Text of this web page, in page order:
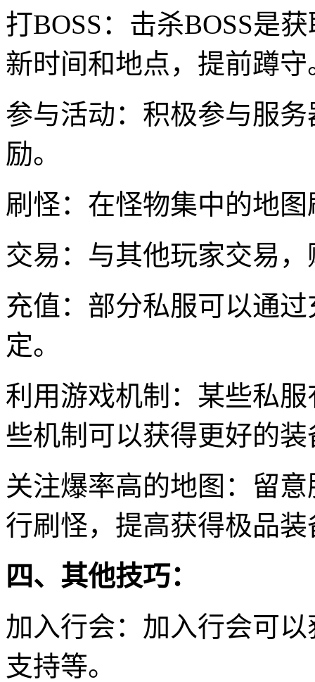
打BOSS：击杀BOSS是
新时间和地点，提前蹲守
参与活动：积极参与服
励。
刷怪：在怪物集中的地
交易：与其他玩家交易
充值：部分私服可以通
定。
利用游戏机制：某些私
些机制可以获得更好的装
关注爆率高的地图：留
行刷怪，提高获得极品
四、其他技巧：
加入行会：加入行会可
支持等。